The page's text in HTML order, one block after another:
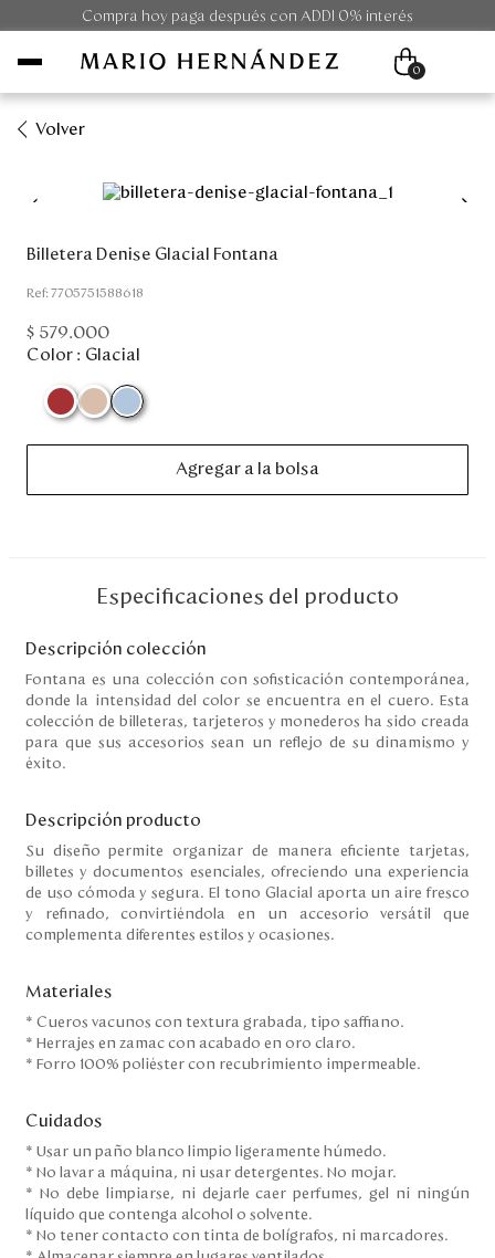
Compra hoy paga después con ADDI 0% interés
Unisex
Viaje
Colecciones
Mi cuenta
Blog
Servicio al cliente
Nuestras Tiendas
Colombia
Costa Rica
Panamá
USA
Venezuela
0
Volver
Billetera Denise Glacial Fontana
:7705751588618
$ 579.000
Color : Glacial
Agregar a la bolsa
Especificaciones del producto
Descripción colección
Fontana es una colección con sofisticación contemporánea,
donde la intensidad del color se encuentra en el cuero. Esta
colección de billeteras, tarjeteros y monederos ha sido creada
para que sus accesorios sean un reflejo de su dinamismo y
éxito.
Descripción producto
Su diseño permite organizar de manera eficiente tarjetas,
billetes y documentos esenciales, ofreciendo una experiencia
de uso cómoda y segura. El tono Glacial aporta un aire fresco
y refinado, convirtiéndola en un accesorio versátil que
complementa diferentes estilos y ocasiones.
Materiales
* Cueros vacunos con textura grabada, tipo saffiano.
* Herrajes en zamac con acabado en oro claro.
* Forro 100% poliéster con recubrimiento impermeable.
Cuidados
* Usar un paño blanco limpio ligeramente húmedo.
* No lavar a máquina, ni usar detergentes. No mojar.
* No debe limpiarse, ni dejarle caer perfumes, gel ni ningún
líquido que contenga alcohol o solvente.
* No tener contacto con tinta de bolígrafos, ni marcadores.